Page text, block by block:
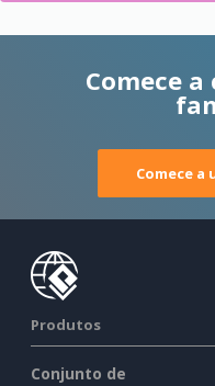
Comece
Comece
Produtos
Conjunto de